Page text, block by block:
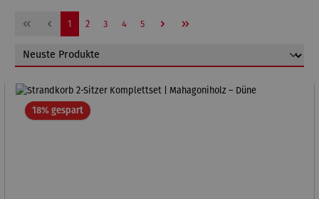
Seite
1 Seite
2 Seite
3 Seite
4 Seite
5
18% gespartRabatt